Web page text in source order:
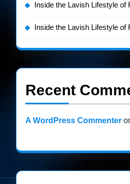
Inside the Lavish Lifestyle of
Inside the Lavish Lifestyle of
Recent
A WordPress Commenter